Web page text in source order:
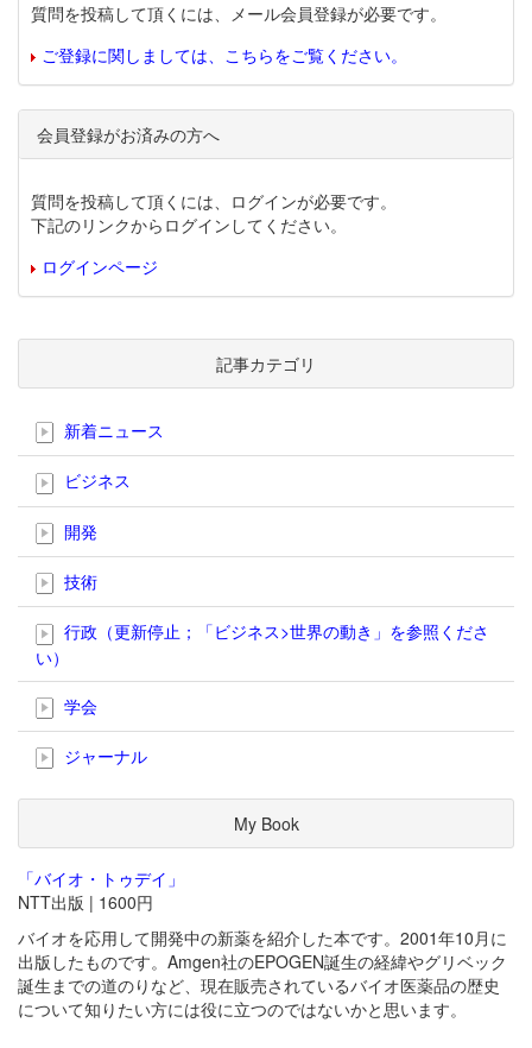
質問を投稿して頂くには、メール会員登録が必要です。
ご登録に関しましては、こちらをご覧ください。
会員登録がお済みの方へ
質問を投稿して頂くには、ログインが必要です。
下記のリンクからログインしてください。
ログインページ
記事カテゴリ
新着ニュース
ビジネス
開発
技術
行政（更新停止；「ビジネス>世界の動き」を参照くださ
い）
学会
ジャーナル
My Book
「バイオ・トゥデイ」
NTT出版 | 1600円
バイオを応用して開発中の新薬を紹介した本です。2001年10月に
出版したものです。Amgen社のEPOGEN誕生の経緯やグリベック
誕生までの道のりなど、現在販売されているバイオ医薬品の歴史
について知りたい方には役に立つのではないかと思います。